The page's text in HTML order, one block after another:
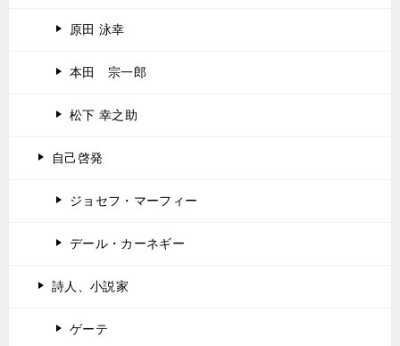
原田 泳幸
本田 宗一郎
松下 幸之助
自己啓発
ジョセフ・マーフィー
デール・カーネギー
詩人、小説家
ゲーテ